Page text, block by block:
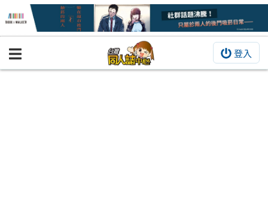
登入
BOOKY書集倉庫